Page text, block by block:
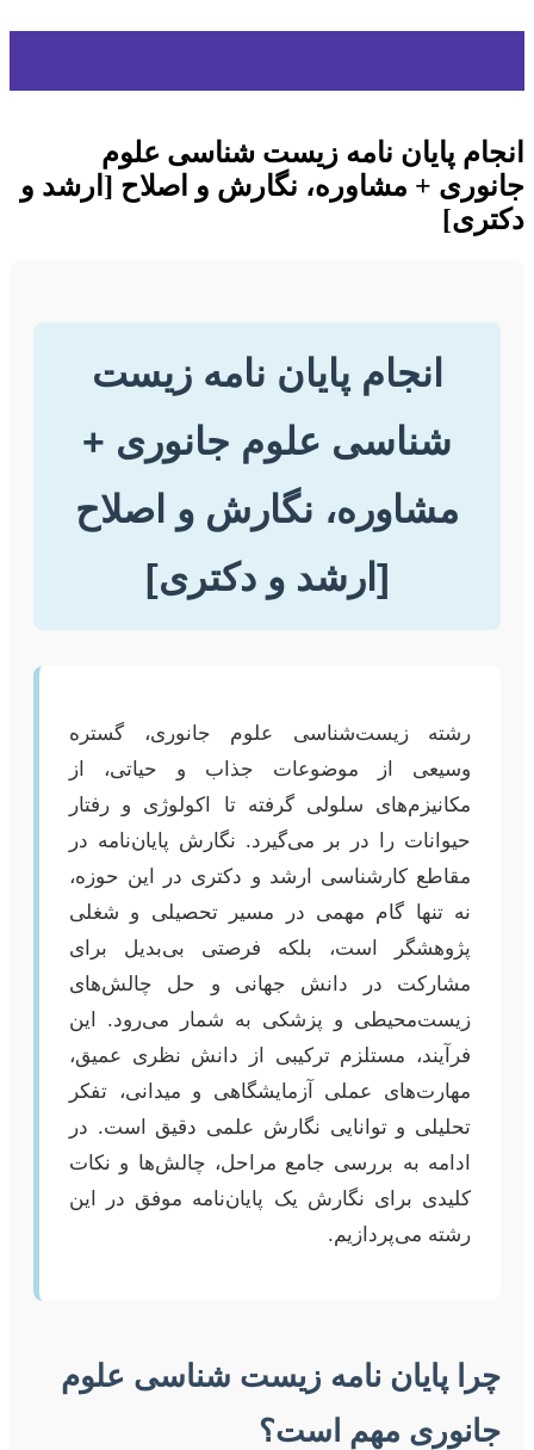
انجام پایان نامه زیست شناسی علوم
جانوری + مشاوره، نگارش و اصلاح [ارشد و
دکتری]
انجام پایان نامه زیست
شناسی علوم جانوری +
مشاوره، نگارش و اصلاح
[ارشد و دکتری]
رشته زیست‌شناسی علوم جانوری، گستره
وسیعی از موضوعات جذاب و حیاتی، از
مکانیزم‌های سلولی گرفته تا اکولوژی و رفتار
حیوانات را در بر می‌گیرد. نگارش پایان‌نامه در
مقاطع کارشناسی ارشد و دکتری در این حوزه،
نه تنها گام مهمی در مسیر تحصیلی و شغلی
پژوهشگر است، بلکه فرصتی بی‌بدیل برای
مشارکت در دانش جهانی و حل چالش‌های
زیست‌محیطی و پزشکی به شمار می‌رود. این
فرآیند، مستلزم ترکیبی از دانش نظری عمیق،
مهارت‌های عملی آزمایشگاهی و میدانی، تفکر
تحلیلی و توانایی نگارش علمی دقیق است. در
ادامه به بررسی جامع مراحل، چالش‌ها و نکات
کلیدی برای نگارش یک پایان‌نامه موفق در این
رشته می‌پردازیم.
چرا پایان نامه زیست شناسی علوم
جانوری مهم است؟